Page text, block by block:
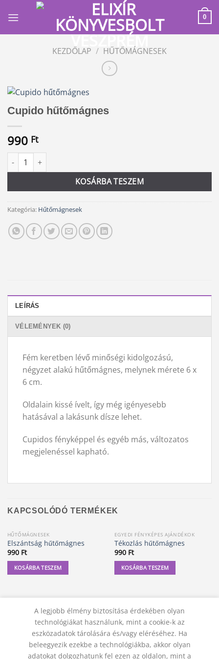
0
KEZDŐLAP / HŰTŐMÁGNESEK
Cupido hűtőmágnes
990 Ft
Cupido hűtőmágnes mennyiség
KOSÁRBA TESZEM
Alternative:
Kategória: Hűtőmágnesek
LEÍRÁS
VÉLEMÉNYEK (0)
Fém keretben lévő minőségi kidolgozású,
négyzet alakú hűtőmágnes, melynek mérete 6 x
6 cm.
Oldalain kissé ívelt, így még igényesebb
hatásával a lakásunk dísze lehet.
Cupidos fényképpel és egyéb más, változatos
megjelenéssel kapható.
KAPCSOLÓDÓ TERMÉKEK
HŰTŐMÁGNESEK
Elszántság hűtőmágnes
990 Ft
KOSÁRBA TESZEM
EGYEDI FÉNYKÉPES AJÁNDÉKOK
Tékozlás hűtőmágnes
990 Ft
KOSÁRBA TESZEM
A legjobb élmény biztosítása érdekében olyan
technológiákat használunk, mint a cookie-k az
eszközadatok tárolására és/vagy eléréséhez. Ha
beleegyezik ezekbe a technológiákba, akkor olyan
adatokat dolgozhatunk fel ezen az oldalon, mint a